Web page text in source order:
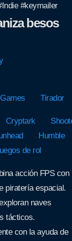
#keymailer
besos
Games Tirador
Cryptark
Humble
de rol
acción FPS con
piratería espacial.
naves
tácticos.
con la ayuda de